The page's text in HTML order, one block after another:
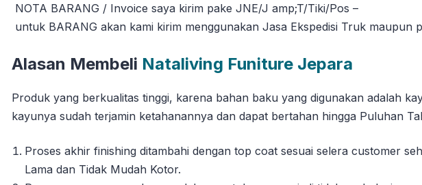
NOTA BARANG / Invoice saya kirim pake JNE/J amp;T/Tiki/Pos –
untuk BARANG akan kami kirim menggunakan Jasa Ekspedisi Truk
Alasan Membeli Nataliving Funiture Jepara
Produk yang berkualitas tinggi, karena bahan baku yang digunakan adalah
kayunya sudah terjamin ketahanannya dan dapat bertahan hingga Puluhan
Proses akhir finishing ditambahi dengan top coat sesuai selera customer
Lama dan Tidak Mudah Kotor.